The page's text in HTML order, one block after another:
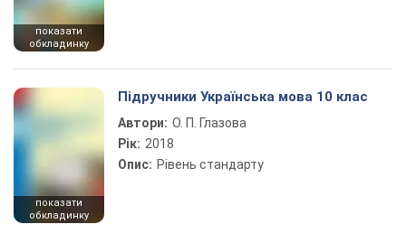
показати
обкладинку
показати
обкладинку
Підручники Українська мова 10 клас
Автори: О. П. Глазова
Рік: 2018
Опис: Рівень стандарту